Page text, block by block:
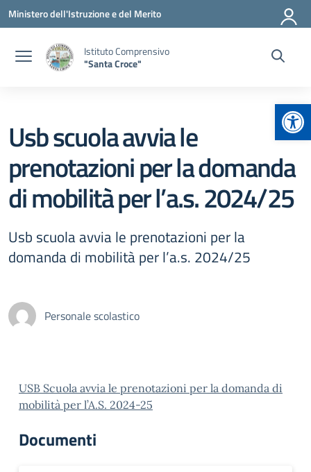
Vai ai contenuti
Vai al menu di navigazione
Vai al footer
Ministero dell'Istruzione e del Merito
Istituto Comprensivo
"Santa Croce"
Usb scuola avvia le
prenotazioni per la domanda
di mobilità per l’a.s. 2024/25
Usb scuola avvia le prenotazioni per la
domanda di mobilità per l’a.s. 2024/25
Personale scolastico
USB Scuola avvia le prenotazioni per la domanda di
mobilità per l’A.S. 2024-25
Documenti